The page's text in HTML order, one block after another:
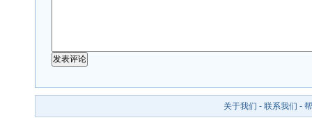
关于我们 - 联系我们 -